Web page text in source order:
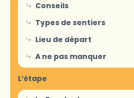
Conseils
Types de sentiers
Lieu de départ
A ne pas manquer
L’étape